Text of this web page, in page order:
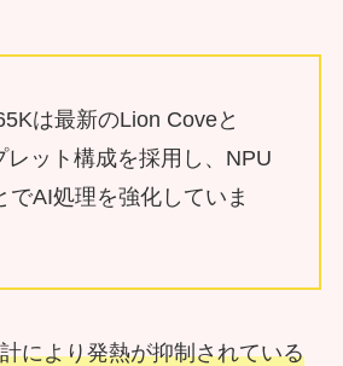
は最新のLion Coveと
レット構成を採用し、NPU
でAI処理を強化していま
により発熱が抑制されている